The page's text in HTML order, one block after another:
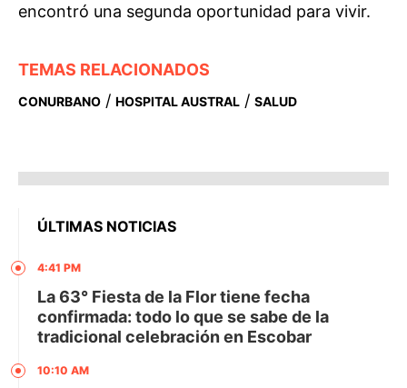
encontró una segunda oportunidad para vivir.
TEMAS RELACIONADOS
CONURBANO / HOSPITAL AUSTRAL / SALUD
ÚLTIMAS NOTICIAS
4:41 PM
La 63° Fiesta de la Flor tiene fecha
confirmada: todo lo que se sabe de la
tradicional celebración en Escobar
10:10 AM